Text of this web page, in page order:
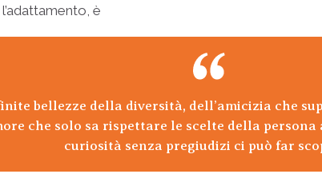
è
bellezze della diversità, dell’amicizia che
che solo sa rispettare le scelte della
curiosità senza pregiudizi ci può far